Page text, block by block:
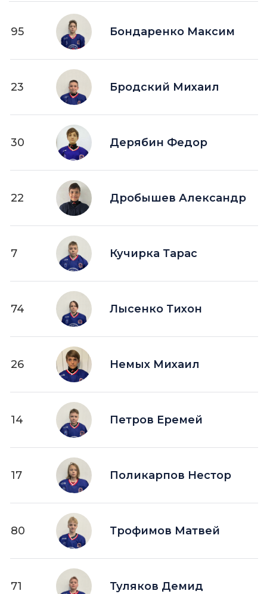
95 Бондаренко Максим
23 Бродский Михаил
30 Дерябин Федор
22 Дробышев Александр
7 Кучирка Тарас
74 Лысенко Тихон
26 Немых Михаил
14 Петров Еремей
17 Поликарпов Нестор
80 Трофимов Матвей
71 Туляков Демид